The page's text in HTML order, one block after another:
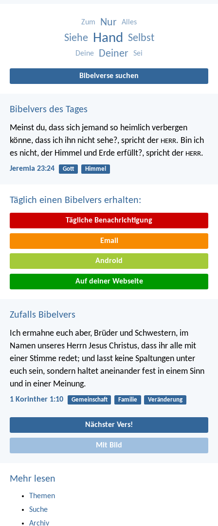
Zum Nur Alles
Siehe Hand Selbst
Deine Deiner Sei
Bibelverse suchen
Bibelvers des Tages
Meinst du, dass sich jemand so heimlich verbergen
könne, dass ich ihn nicht sehe?, spricht der HERR. Bin ich
es nicht, der Himmel und Erde erfüllt?, spricht der HERR.
Jeremia 23:24 Gott Himmel
Täglich einen Bibelvers erhalten:
Tägliche Benachrichtigung
Email
Android
Auf deiner Webseite
Zufalls Bibelvers
Ich ermahne euch aber, Brüder und Schwestern, im
Namen unseres Herrn Jesus Christus, dass ihr alle mit
einer Stimme redet; und lasst keine Spaltungen unter
euch sein, sondern haltet aneinander fest in einem Sinn
und in einer Meinung.
1 Korinther 1:10 Gemeinschaft Familie Veränderung
Nächster Vers!
Mit Bild
Mehr lesen
Themen
Suche
Archiv